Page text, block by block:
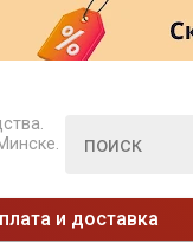
и доставка